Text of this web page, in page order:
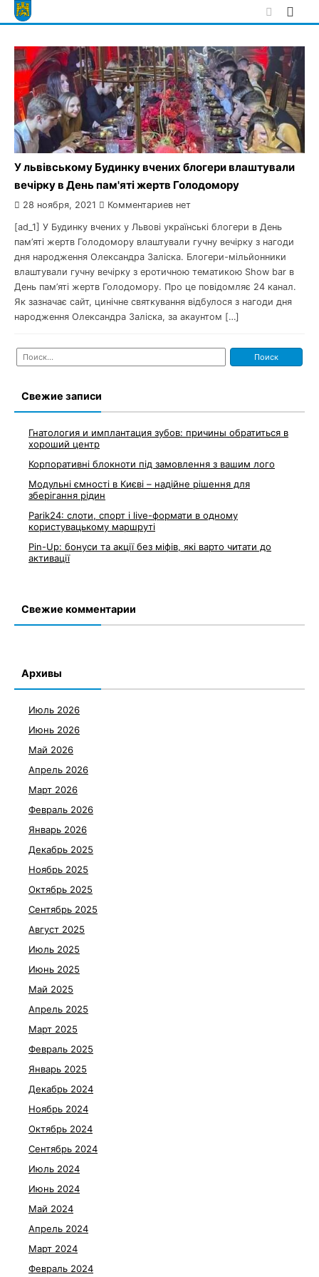
Skip
to
У львівському Будинку вчених блогери влаштували
вечірку в День пам'яті жертв Голодомору
28 ноября, 2021 Комментариев нет
[ad_1] У Будинку вчених у Львові українські блогери в День
пам’яті жертв Голодомору влаштували гучну вечірку з нагоди
дня народження Олександра Заліска. Блогери-мільйонники
влаштували гучну вечірку з еротичною тематикою Show bar в
День пам’яті жертв Голодомору. Про це повідомляє 24 канал.
Як зазначає сайт, цинічне святкування відбулося з нагоди дня
народження Олександра Заліска, за акаунтом […]
Найти:
Свежие записи
Гнатология и имплантация зубов: причины обратиться в
хороший центр
Корпоративні блокноти під замовлення з вашим лого
Модульні ємності в Києві – надійне рішення для
зберігання рідин
Parik24: слоти, спорт і live-формати в одному
користувацькому маршруті
Pin-Up: бонуси та акції без міфів, які варто читати до
активації
Свежие комментарии
Архивы
Июль 2026
Июнь 2026
Май 2026
Апрель 2026
Март 2026
Февраль 2026
Январь 2026
Декабрь 2025
Ноябрь 2025
Октябрь 2025
Сентябрь 2025
Август 2025
Июль 2025
Июнь 2025
Май 2025
Апрель 2025
Март 2025
Февраль 2025
Январь 2025
Декабрь 2024
Ноябрь 2024
Октябрь 2024
Сентябрь 2024
Июль 2024
Июнь 2024
Май 2024
Апрель 2024
Март 2024
Февраль 2024